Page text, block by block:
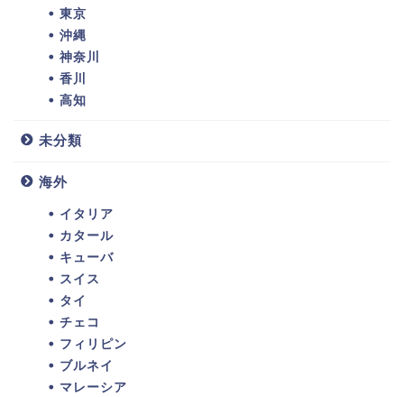
東京
沖縄
神奈川
香川
高知
未分類
海外
イタリア
カタール
キューバ
スイス
タイ
チェコ
フィリピン
ブルネイ
マレーシア